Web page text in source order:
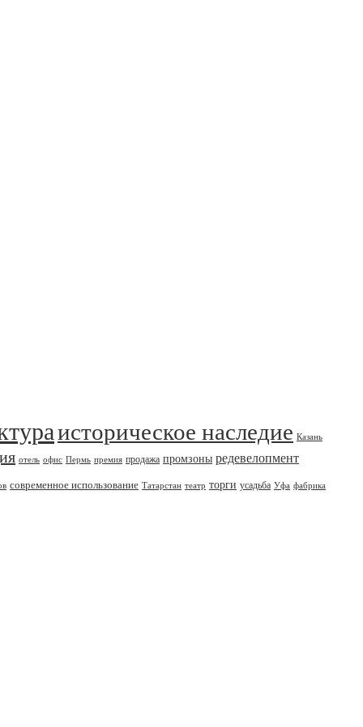
историческое наследие Казань
отель офис Пермь премия продажа промзоны редевелопмент
современное использование Татарстан театр торги усадьба Уфа фабрика